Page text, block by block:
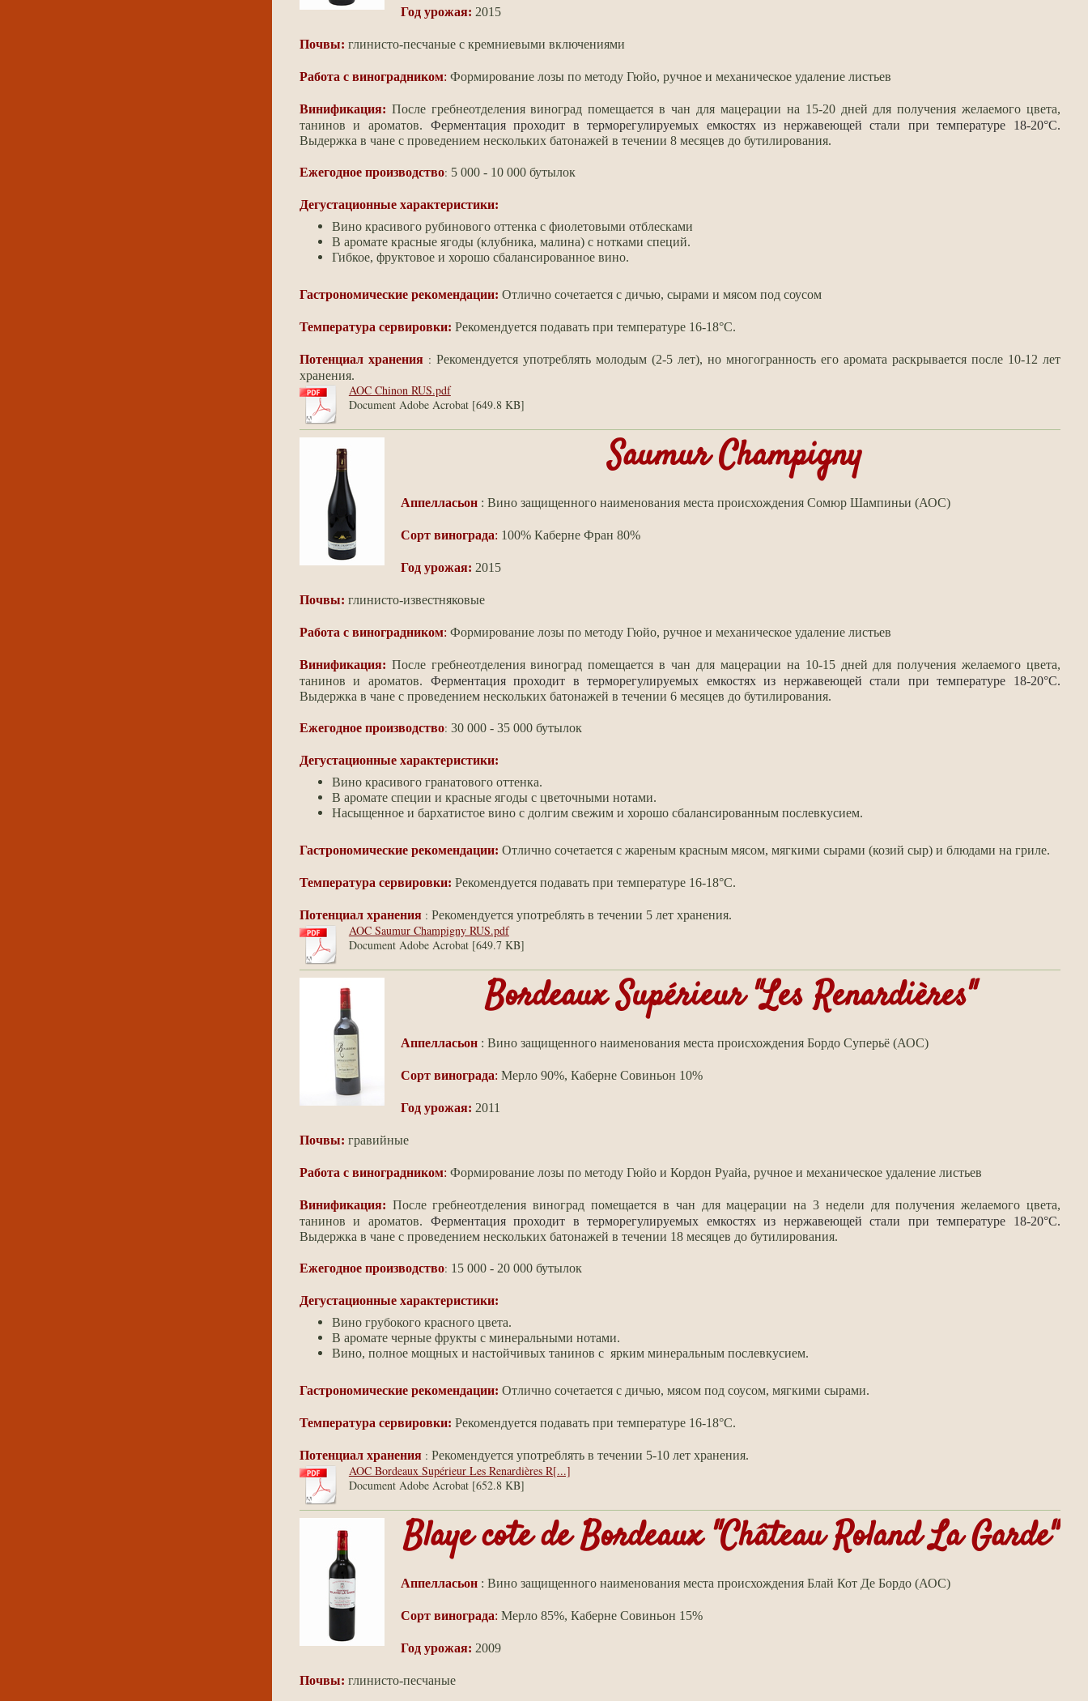
Год урожая: 2015
Почвы: глинисто-песчаные с кремниевыми включениями
Работа с виноградником: Формирование лозы по методу Гюйо, ручное и механическое удаление листьев
Винификация: После гребнеотделения виноград помещается в чан для мацерации на 15-20 дней для получения желаемого цвета,
танинов и ароматов.
Ферментация проходит в терморегулируемых емкостях из нержавеющей стали при температуре 18-20°С.
Выдержка в чане с проведением нескольких батонажей в течении 8 месяцев до бутилирования.
Ежегодное производство: 5 000 - 10 000 бутылок
Дегустационные характеристики:
Вино красивого рубинового оттенка с фиолетовыми отблесками
В аромате красные ягоды (клубника, малина) с нотками специй.
Гибкое, фруктовое и хорошо сбалансированное вино.
Гастрономические рекомендации: Отлично сочетается с дичью, сырами и мясом под соусом
Температура сервировки: Рекомендуется подавать при температуре 16-18°C.
Потенциал хранения: Рекомендуется употреблять молодым (2-5 лет), но многогранность его аромата раскрывается после 10-12 лет
хранения.
AOC Chinon RUS.pdf
Document Adobe Acrobat [649.8 KB]
Saumur Champigny
Аппелласьон : Вино защищенного наименования места происхождения Сомюр Шампиньи (АОС)
Сорт винограда: 100% Каберне Фран 80%
Год урожая: 2015
Почвы: глинисто-известняковые
Работа с виноградником: Формирование лозы по методу Гюйо, ручное и механическое удаление листьев
Винификация: После гребнеотделения виноград помещается в чан для мацерации на 10-15 дней для получения желаемого цвета,
танинов и ароматов.
Ферментация проходит в терморегулируемых емкостях из нержавеющей стали при температуре 18-20°С.
Выдержка в чане с проведением нескольких батонажей в течении 6 месяцев до бутилирования.
Ежегодное производство: 30 000 - 35 000 бутылок
Дегустационные характеристики:
Вино красивого гранатового оттенка.
В аромате специи и красные ягоды с цветочными нотами.
Насыщенное и бархатистое вино с долгим свежим и хорошо сбалансированным послевкусием.
Гастрономические рекомендации: Отлично сочетается с жареным красным мясом, мягкими сырами (козий сыр) и блюдами на гриле.
Температура сервировки: Рекомендуется подавать при температуре 16-18°C.
Потенциал хранения: Рекомендуется употреблять в течении 5 лет хранения.
AOC Saumur Champigny RUS.pdf
Document Adobe Acrobat [649.7 KB]
Bordeaux Supérieur "Les Renardières"
Аппелласьон : Вино защищенного наименования места происхождения Бордо Суперьё (АОС)
Сорт винограда: Мерло 90%, Каберне Совиньон 10%
Год урожая: 2011
Почвы: гравийные
Работа с виноградником: Формирование лозы по методу Гюйо и Кордон Руайа, ручное и механическое удаление листьев
Винификация: После гребнеотделения виноград помещается в чан для мацерации на 3 недели для получения желаемого цвета,
танинов и ароматов.
Ферментация проходит в терморегулируемых емкостях из нержавеющей стали при температуре 18-20°С.
Выдержка в чане с проведением нескольких батонажей в течении 18 месяцев до бутилирования.
Ежегодное производство: 15 000 - 20 000 бутылок
Дегустационные характеристики:
Вино грубокого красного цвета.
В аромате черные фрукты с минеральными нотами.
Вино, полное мощных и настойчивых танинов с ярким минеральным послевкусием.
Гастрономические рекомендации: Отлично сочетается с дичью, мясом под соусом, мягкими сырами.
Температура сервировки: Рекомендуется подавать при температуре 16-18°C.
Потенциал хранения: Рекомендуется употреблять в течении 5-10 лет хранения.
AOC Bordeaux Supérieur Les Renardières R[...]
Document Adobe Acrobat [652.8 KB]
Blaye cote de Bordeaux "Château Roland La Garde"
Аппелласьон : Вино защищенного наименования места происхождения Блай Кот Де Бордо (АОС)
Сорт винограда: Мерло 85%, Каберне Совиньон 15%
Год урожая: 2009
Почвы: глинисто-песчаные